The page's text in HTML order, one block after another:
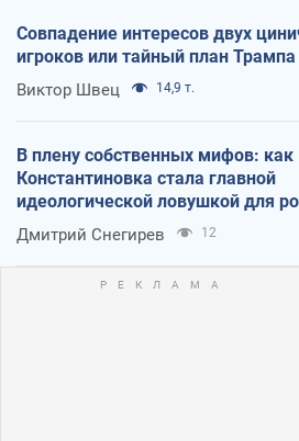
Совпадение интересов двух
игроков или тайный план Трампа
Виктор Швец 14,9 т.
В плену собственных мифов: как
Константиновка стала главной
идеологической ловушкой для
оккупантов
Дмитрий Снегирев 12